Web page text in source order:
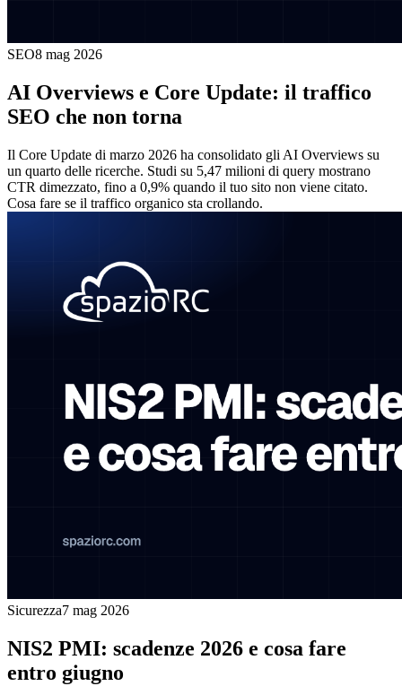
SEO8 mag 2026
AI Overviews e Core Update: il traffico
SEO che non torna
Il Core Update di marzo 2026 ha consolidato gli AI Overviews su
un quarto delle ricerche. Studi su 5,47 milioni di query mostrano
CTR dimezzato, fino a 0,9% quando il tuo sito non viene citato.
Cosa fare se il traffico organico sta crollando.
Sicurezza7 mag 2026
NIS2 PMI: scadenze 2026 e cosa fare
entro giugno